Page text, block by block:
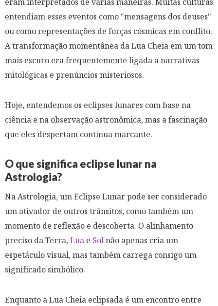
eram interpretados de várias maneiras. Muitas culturas
entendiam esses eventos como "mensagens dos deuses"
ou como representações de forças cósmicas em conflito.
A transformação momentânea da Lua Cheia em um tom
mais escuro era frequentemente ligada a narrativas
mitológicas e prenúncios misteriosos.
Hoje, entendemos os eclipses lunares com base na
ciência e na observação astronômica, mas a fascinação
que eles despertam continua marcante.
O que significa eclipse lunar na
Astrologia?
Na Astrologia, um Eclipse Lunar pode ser considerado
um ativador de outros trânsitos, como também um
momento de reflexão e descoberta. O alinhamento
preciso da Terra,Lua e Solnão apenas cria um
espetáculo visual, mas também carrega consigo um
significado simbólico.
Enquanto a Lua Cheia eclipsada é um encontro entre